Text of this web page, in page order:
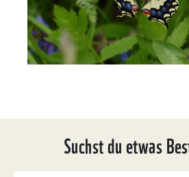
Suchst du etwas